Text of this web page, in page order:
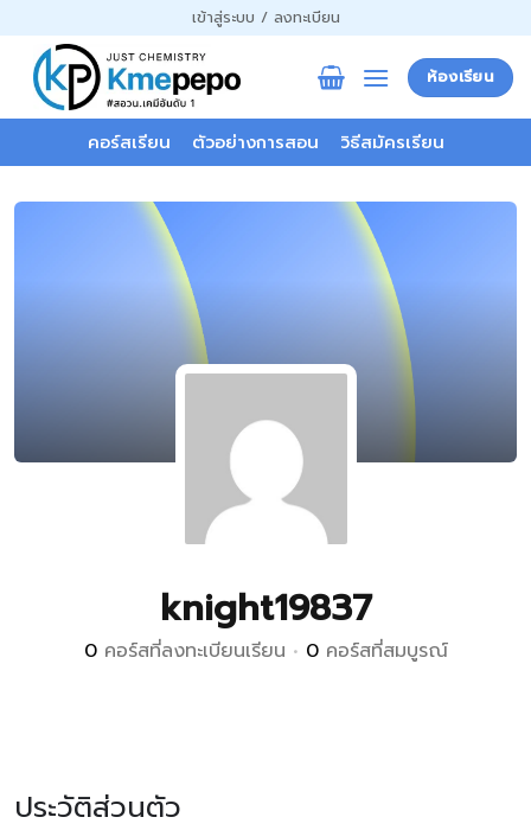
ไป
เนื้อหา
เข้าสู่ระบบ / ลงทะเบียน
ห้องเรียน
คอร์สเรียน ตัวอย่างการสอน วิธีสมัครเรียน
knight19837
0คอร์สที่ลงทะเบียนเรียน • 0คอร์สที่สมบูรณ์
ประวัติส่วนตัว